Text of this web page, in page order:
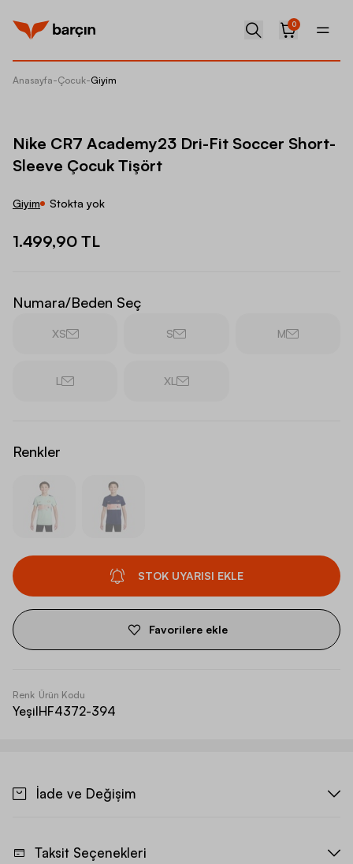
0
Anasayfa-Çocuk-Giyim
Nike CR7 Academy23 Dri-Fit Soccer Short-
Sleeve Çocuk Tişört
Giyim Stokta yok
1.499,90 TL
Numara/Beden Seç
XS S M
L XL
Renkler
STOK UYARISI EKLE
Favorilere ekle
Renk
Yeşil
Ürün Kodu
HF4372-394
İade ve Değişim
Taksit Seçenekleri